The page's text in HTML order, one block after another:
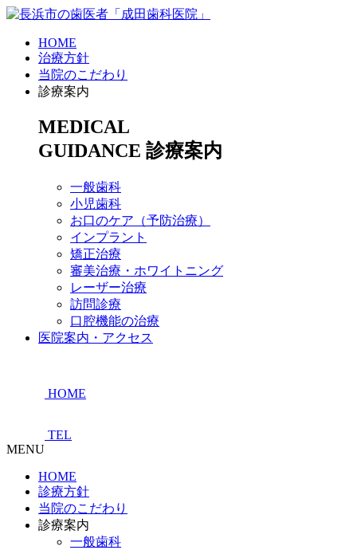
HOME
治療方針
当院のこだわり
診療案内
MEDICAL
GUIDANCE 診療案内
一般歯科
小児歯科
お口のケア（予防治療）
インプラント
矯正治療
審美治療・ホワイトニング
レーザー治療
訪問診療
口腔機能の治療
医院案内・アクセス
HOME
TEL
MENU
HOME
診療方針
当院のこだわり
診療案内
一般歯科